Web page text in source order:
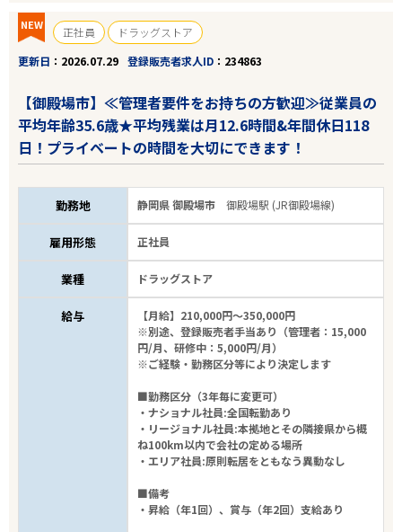
NEW 正社員
ドラッグストア
更新日
2026.07.29 登録販売者求人ID 234863
【御殿場市】≪管理者要件をお持ちの方歓迎≫従業員の
平均年齢35.6歳★平均残業は月12.6時間&年間休日118
日！プライベートの時間を大切にできます！
勤務地 静岡県 御殿場市御殿場駅 (JR御殿場線)
雇用形態 正社員
業種 ドラッグストア
給与
【月給】210,000円～350,000円
※別途、登録販売者手当あり（管理者：15,000
円/月、研修中：5,000円/月）
※ご経験・勤務区分等により決定します
■勤務区分（3年毎に変更可）
・ナショナル社員:全国転勤あり
・リージョナル社員:本拠地とその隣接県から概
ね100km以内で会社の定める場所
・エリア社員:原則転居をともなう異動なし
■備考
・昇給（年1回）、賞与（年2回）支給あり